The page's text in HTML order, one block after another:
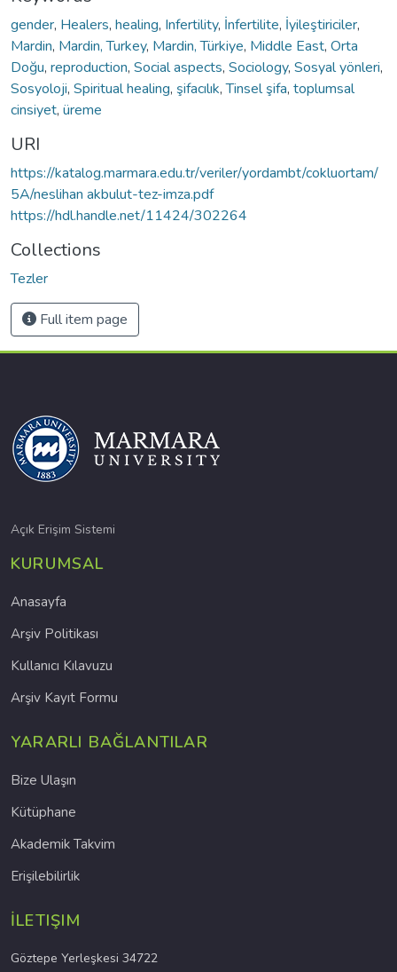
gender, Healers, healing, Infertility, İnfertilite, İyileştiriciler,
Mardin, Mardin, Turkey, Mardin, Türkiye, Middle East, Orta
Doğu, reproduction, Social aspects, Sociology, Sosyal yönleri,
Sosyoloji, Spiritual healing, şifacılık,Tinsel şifa, toplumsal
cinsiyet, üreme
URI
https://katalog.marmara.edu.tr/veriler/yordambt/cokluortam/
5A/neslihan akbulut-tez-imza.pdf
https://hdl.handle.net/11424/302264
Collections
Tezler
Full item page
Açık Erişim Sistemi
KURUMSAL
Anasayfa
Arşiv Politikası
Kullanıcı Kılavuzu
Arşiv Kayıt Formu
YARARLI BAĞLANTILAR
Bize Ulaşın
Kütüphane
Akademik Takvim
Erişilebilirlik
İLETIŞIM
Göztepe Yerleşkesi 34722